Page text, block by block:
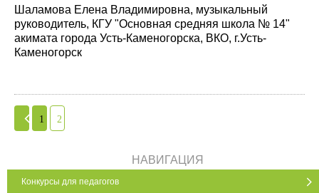
Шаламова Елена Владимировна, музыкальный
руководитель, КГУ "Основная средняя школа № 14"
акимата города Усть-Каменогорска, ВКО, г.Усть-
Каменогорск
1 2
НАВИГАЦИЯ
Конкурсы для педагогов